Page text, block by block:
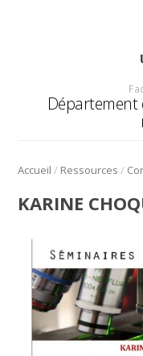
Département
Accueil / Ressources /
KARINE